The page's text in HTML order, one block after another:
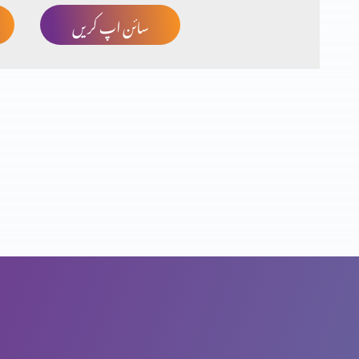
سائن اپ کریں